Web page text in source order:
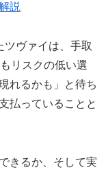
説
ツヴァイは、手取
リスクの低い選
れるかも」と待ち
払っていることと
きるか、そして実